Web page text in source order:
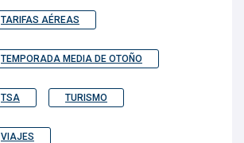
TARIFAS AÉREAS
TEMPORADA MEDIA DE OTOÑO
TSA TURISMO
VIAJES